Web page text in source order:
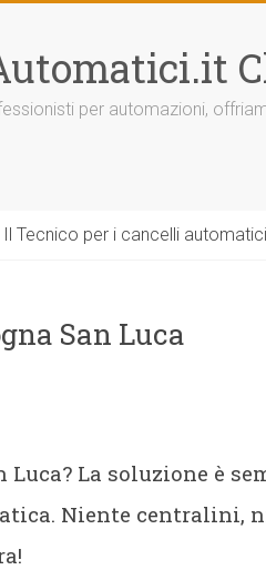
per automazioni,
per i cancelli
San Luca
Luca? La soluzione è
Niente centralini,